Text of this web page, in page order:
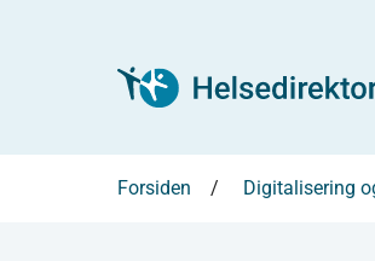
Forsiden Digitalisering